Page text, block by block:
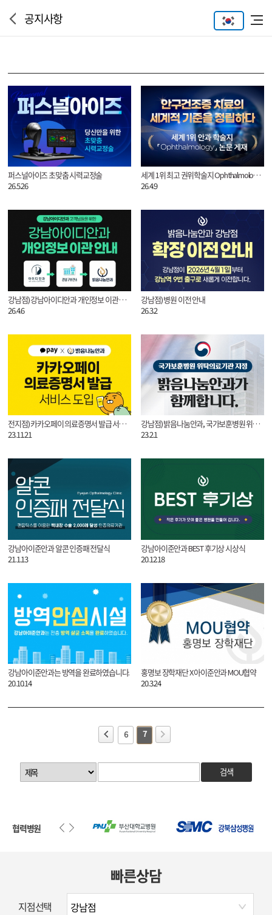
공지사항
퍼스널아이즈 초맞춤 시력교정술
26.5.26
세계 1위 최고 권위학술지 Ophthalmology 논문 게재
26.4.9
강남점) 강남아이디안과 개인정보 이관 안내
26.4.6
강남점) 병원 이전 안내
26.3.2
전지점) 카카오페이 의료증명서 발급 서비스 도입
23.11.21
강남점) 밝음나눔안과, 국가보훈병원 위탁의료기관 지정
23.2.1
강남아이준안과 알콘 인증패 전달식
21.1.13
강남아이준안과 BEST 후기상 시상식
20.12.18
강남아이준안과는 방역을 완료하였습니다.
20.10.14
홍명보 장학재단 X 아이준안과 MOU협약
20.3.24
6 7
검색
협력병원
빠른상담
지점선택